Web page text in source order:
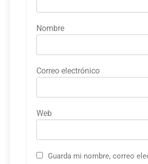
Nombre
Correo electrónico
Web
Guarda mi nombre, correo